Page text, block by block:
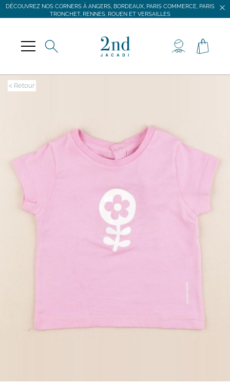
DÉCOUVREZ NOS CORNERS À ANGERS, BORDEAUX, PARIS COMMERCE, PARIS
TRONCHET, RENNES, ROUEN ET VERSAILLES
DÉCOUVREZ NOS CORNERS À ANGERS, BORDEAUX, PARIS COMMERCE, PARIS
TRONCHET, RENNES, ROUEN ET VERSAILLES
< Retour